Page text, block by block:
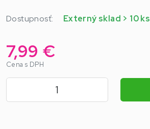
Dostupnosť: Externý sklad > 10 ks
7,99 €
Cena s DPH